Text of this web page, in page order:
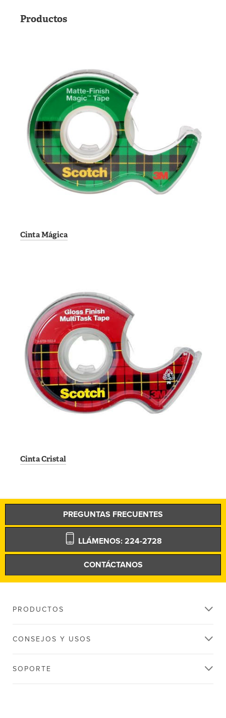
Productos
Cinta Mágica
Cinta Cristal
PREGUNTAS FRECUENTES
LLÁMENOS: 224-2728
CONTÁCTANOS
PRODUCTOS
CONSEJOS Y USOS
SOPORTE